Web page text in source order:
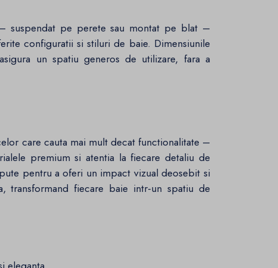
suspendat pe perete sau montat pe blat –
configuratii si stiluri de baie. Dimensiunile
un spatiu generos de utilizare, fara a
care cauta mai mult decat functionalitate –
premium si atentia la fiecare detaliu de
pentru a oferi un impact vizual deosebit si
transformand fiecare baie intr-un spatiu de